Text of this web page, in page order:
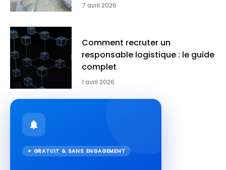
7 avril 2026
Comment recruter un
responsable logistique : le guide
complet
1 avril 2026
✦ GRATUIT & SANS ENGAGEMENT